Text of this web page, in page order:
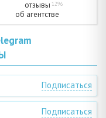
отзывы 1296
об агентстве
Подписаться
Подписаться